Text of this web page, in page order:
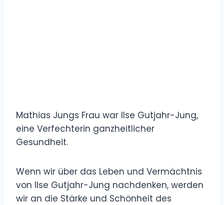
Mathias Jungs Frau war Ilse Gutjahr-Jung,
eine Verfechterin ganzheitlicher
Gesundheit.
Wenn wir über das Leben und Vermächtnis
von Ilse Gutjahr-Jung nachdenken, werden
wir an die Stärke und Schönheit des